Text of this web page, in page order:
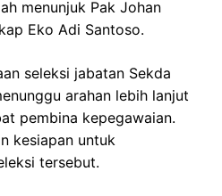
menunjuk Pak Johan
Eko Adi Santoso.
seleksi jabatan Sekda
arahan lebih lanjut
pembina kepegawaian.
kesiapan untuk
tersebut.